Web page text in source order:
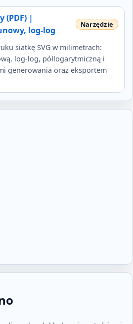
(PDF) |
log-log
siatkę SVG w milimetrach:
log-log, półlogarytmiczną i
generowania oraz eksportem